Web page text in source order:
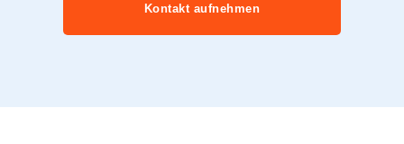
Kontakt aufnehmen